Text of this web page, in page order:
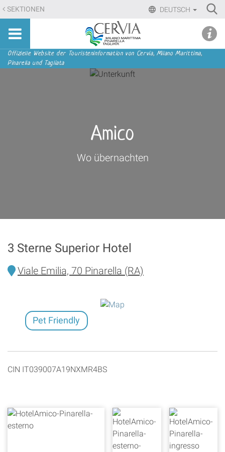
Direkt
zum
Inhalt
Direkt
zur
DEUTSCH
SEKTIONEN
Sito
turistico
ufficiale
Cervia,
Tagliata
Sektionen
Offizielle Website der Touristeninformation von Cervia, Milano Marittima,
Pinarella und Tagliata
Amico
Wo übernachten
3 Sterne Superior Hotel
Viale Emilia, 70 Pinarella (RA)
Pet Friendly
CIN IT039007A19NXMR4BS
menu